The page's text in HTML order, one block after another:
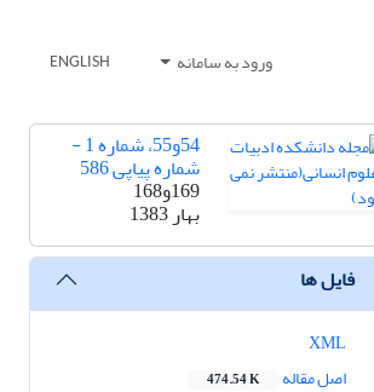
ورود به سامانه ENGLISH
54و55، شماره 1 -
شماره پیاپی 586
169و168
بهار 1383
فایل ها
اصل مقاله
474.54 K